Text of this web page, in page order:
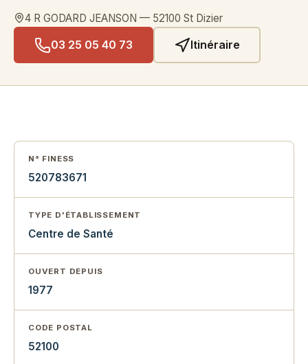
4 R GODARD JEANSON — 52100 St Dizier
03 25 05 40 73 Itinéraire
N° FINESS
520783671
TYPE D'ÉTABLISSEMENT
Centre de Santé
OUVERT DEPUIS
1977
CODE POSTAL
52100